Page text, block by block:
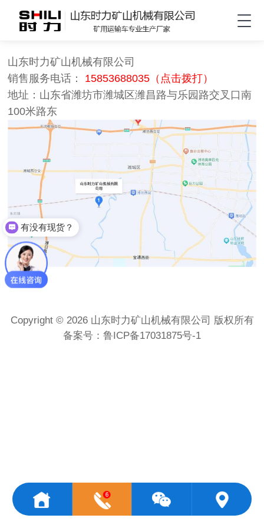
山东时力矿山机械有限公司
销售服务电话： 15853688035（点击拨打）
地址：山东省潍坊市潍城区潍昌路与乐园路交叉口南
100米路东
Copyright © 2026 山东时力矿山机械有限公司 版权所有
备案号： 鲁ICP备17031875号-1
有没有现货？